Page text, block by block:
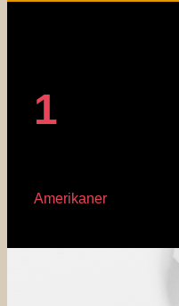
1
Amerikaner